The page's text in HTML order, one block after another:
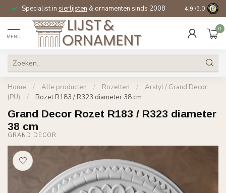
Specialist in sierlijsten & ornamenten sinds 2008 4.9 /5.0
MENU
0
Home / Alle producten / Rozetten /
Arstyl / Grand Decor
(PU)
/ Rozet R183 / R323 diameter 38 cm
Grand Decor Rozet R183 / R323 diameter
38 cm
GRAND DECOR